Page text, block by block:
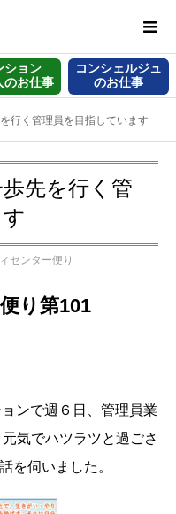
ション
のお仕事
コンシェルジュ
のお仕事
行く管理員を目指しています
先を行く管
センター便り
り第101
ンで週６日、管理員業
気でハツラツと過ごさ
を伺いました。